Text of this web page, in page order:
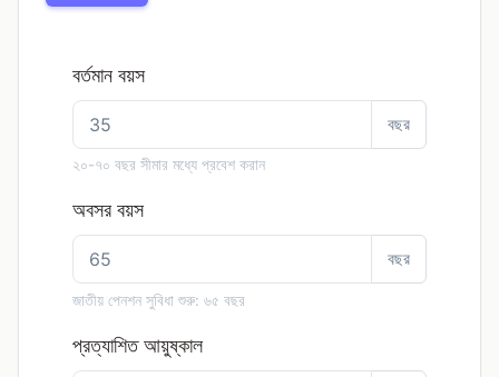
বর্তমান বয়স
বছর
২০-৭০ বছর সীমার মধ্যে প্রবেশ করান
অবসর বয়স
বছর
জাতীয় পেনশন সুবিধা শুরু: ৬৫ বছর
প্রত্যাশিত আয়ুষ্কাল